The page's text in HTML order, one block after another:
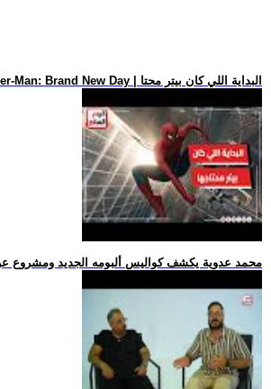
.. فيلم Spider-Man: Brand New Day | البداية اللي كان بيتر محتا
.. محمد عدوية يكشف كواليس ألبومه الجديد ومشروع